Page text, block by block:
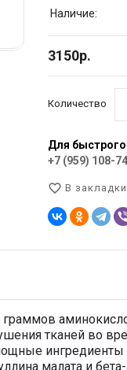
Наличие:
3150р.
Количество
Для быстрого
+7 (959) 108-
favorite_border В закладки
тканей во
малата и